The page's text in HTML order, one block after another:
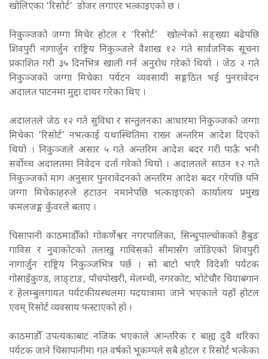
खोलिएका ‘रिसोर्ट’ डोजर लगाएर भत्काइएको छ ।
निकुञ्जको जग्गा मिचेर होटल र ‘रिसोर्ट’ खोल्नेको सङ्ख्या बढेपछि
शिवपुरी नागार्जुन राष्ट्रिय निकुञ्जले वैशाख १२ गते सार्वजनिक सूचना
प्रकाशित गरी ३५ दिनभित्र खाली गर्न अनुरोध गरेको थियो । जेठ २ गते
निकुञ्जको जग्गा मिचेका पर्यटन व्यवसायी सङ्गठित भई पुनरावेदन
अदालत पाटनमा मुद्दा दायर गरेका थिए ।
अदालतले जेठ १२ गते सुविधा र सन्तुलनका आधारमा निकुञ्जको जग्गा
मिचेका ‘रिसोर्ट’ नभत्काई यथास्थितिमा राख्न अन्तरिम आदेश दिएको
थियो । निकुञ्जले असार ५ गते अन्तरिम आदेश बदर गरी पाऊँ भनी
सर्वोच्च अदालतमा निवेदन दर्ता गरेको थियो । अदालतले साउन १२ गते
निकुञ्जको माग अनुसार पुनरावेदनको अन्तरिम आदेश बदर गरेपछि पनि
जग्गा मिचेकाहरुले हटाउन नमानेपछि भत्काइएको कार्यालय प्रमुख
कमलजङ्ग कुँवरले बताए ।
चिसापानी काठमाडौँको गोकर्णेश्वर नगरपालिका, सिन्धुपाल्चोकको हैबुङ
गाविस र नुवाकोटको तलाखु गाविसको सीमासँग जोडिएको शिवपुरी
नागार्जुन राष्ट्रिय निकुञ्जभित्र पर्छ । सो बाटो भएरै विदेशी पर्यटक
गोसाइँकुण्ड, लाङ्टाङ, पाँचपोखरी, मेलम्ची, नगरकोट, भोटेचौर चियाबगान
र हेलम्बुलगायत पर्यटकीयस्थलमा पदयात्रामा जाने भएकाले यहाँ होटल
एवम् रिसोर्ट व्यवसाय फस्टाएको हो ।
काठमाडौँ उपत्यकाबाट नजिक भएकाले आन्तरिक र बाह्य दुवै थरिका
पर्यटक जाने चिसापानीमा गत वर्षको भूकम्पले सबै होटल र रिसोर्ट भत्केका